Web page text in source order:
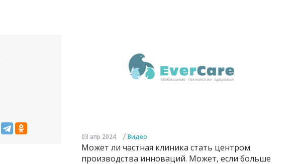
03 апр 2024 / Видео
Может ли частная клиника стать центром
производства инноваций. Может, если больше